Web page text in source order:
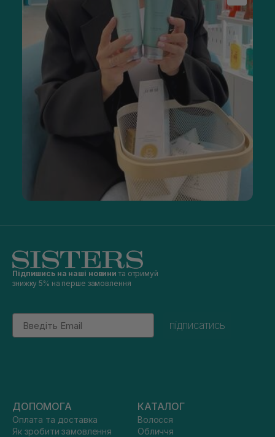
Підпишись на наші новини та отримуй
знижку 5% на перше замовлення
Email
підписатись
ДОПОМОГА
Оплата та доставка
Як зробити замовлення
КАТАЛОГ
Волосся
Обличчя